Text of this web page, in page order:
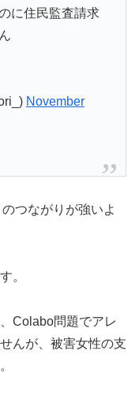
に住民監査請求
November
つながりが強いよ
。
Colabo問題でアレ
んが、被害女性の支